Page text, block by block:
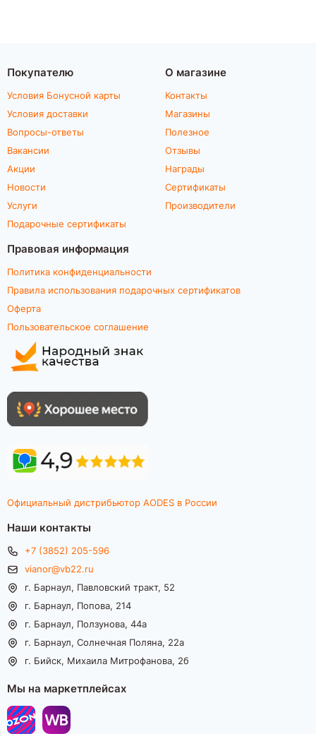
Покупателю
Условия Бонусной карты
Условия доставки
Вопросы-ответы
Вакансии
Акции
Новости
Услуги
Подарочные сертификаты
О магазине
Контакты
Магазины
Полезное
Отзывы
Награды
Сертификаты
Производители
Правовая информация
Политика конфиденциальности
Правила использования подарочных сертификатов
Оферта
Пользовательское соглашение
Официальный дистрибьютор AODES в России
Наши контакты
+7 (3852) 205-596
vianor@vb22.ru
г. Барнаул, Павловский тракт, 52
г. Барнаул, Попова, 214
г. Барнаул, Ползунова, 44а
г. Барнаул, Солнечная Поляна, 22а
г. Бийск, Михаила Митрофанова, 2б
Мы на маркетплейсах